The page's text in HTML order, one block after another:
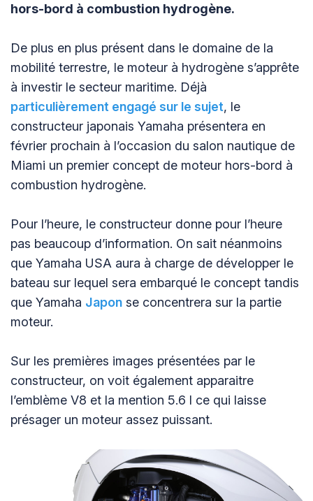
hors-bord à combustion hydrogène.
De plus en plus présent dans le domaine de la
mobilité terrestre, le moteur à hydrogène s’apprête
à investir le secteur maritime. Déjà
particulièrement engagé sur le sujet, le
constructeur japonais Yamaha présentera en
février prochain à l’occasion du salon nautique de
Miami un premier concept de moteur hors-bord à
combustion hydrogène.
Pour l’heure, le constructeur donne pour l’heure
pas beaucoup d’information. On sait néanmoins
que Yamaha USA aura à charge de développer le
bateau sur lequel sera embarqué le concept tandis
que Yamaha Japon se concentrera sur la partie
moteur.
Sur les premières images présentées par le
constructeur, on voit également apparaitre
l’emblème V8 et la mention 5.6 l ce qui laisse
présager un moteur assez puissant.